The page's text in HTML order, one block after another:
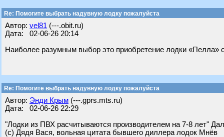
Re: Помогите выбрать надувную лодку пожалуйста
Автор: vel81 (---.obit.ru)
Дата: 02-06-26 20:14
Наиболее разумным выбор это приобретение лодки «Пелла»
Re: Помогите выбрать надувную лодку пожалуйста
Автор: Энди Крым (---.gprs.mts.ru)
Дата: 02-06-26 22:29
"Лодки из ПВХ расчитываются производителем на 7-8 лет"
(с) Дядя Вася, вольная цитата бывшего диллера лодок Мнёв